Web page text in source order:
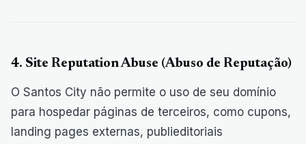
4. Site Reputation Abuse (Abuso de Reputação)
O Santos City não permite o uso de seu domínio
para hospedar páginas de terceiros, como cupons,
landing pages externas, publieditoriais